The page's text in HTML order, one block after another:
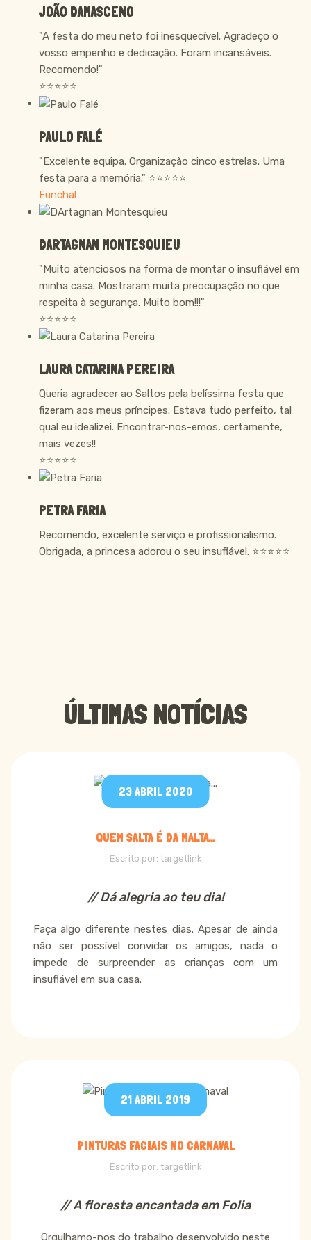
JOÃO DAMASCENO
"A festa do meu neto foi inesquecível. Agradeço o
vosso empenho e dedicação. Foram incansáveis.
Recomendo!"
⭐⭐⭐⭐⭐
PAULO FALÉ
"Excelente equipa. Organização cinco estrelas. Uma
festa para a memória." ⭐⭐⭐⭐⭐
Funchal
DARTAGNAN MONTESQUIEU
"Muito atenciosos na forma de montar o insuflável em
minha casa. Mostraram muita preocupação no que
respeita à segurança. Muito bom!!!"
⭐⭐⭐⭐⭐
LAURA CATARINA PEREIRA
Queria agradecer ao Saltos pela belíssima festa que
fizeram aos meus príncipes. Estava tudo perfeito, tal
qual eu idealizei. Encontrar-nos-emos, certamente,
mais vezes!!
⭐⭐⭐⭐⭐
PETRA FARIA
Recomendo, excelente serviço e profissionalismo.
Obrigada, a princesa adorou o seu insuflável. ⭐⭐⭐⭐⭐
ÚLTIMAS NOTÍCIAS
23 ABRIL 2020
QUEM SALTA É DA MALTA...
Escrito por: targetlink
// Dá alegria ao teu dia!
Faça algo diferente nestes dias. Apesar de ainda
não ser possível convidar os amigos, nada o
impede de surpreender as crianças com um
insuflável em sua casa.
21 ABRIL 2019
PINTURAS FACIAIS NO CARNAVAL
Escrito por: targetlink
// A floresta encantada em Folia
Orgulhamo-nos do trabalho desenvolvido neste